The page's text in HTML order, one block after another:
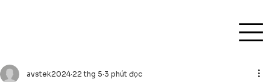
avstek2024 22 thg 5 3 phút đọc